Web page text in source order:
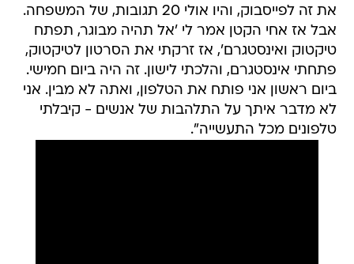
את זה לפייסבוק, והיו אולי 20 תגובות, של המשפחה.
אבל אז אחי הקטן אמר לי 'אל תהיה מבוגר, תפתח
טיקטוק ואינסטגרם', אז זרקתי את הסרטון לטיקטוק,
פתחתי אינסטגרם, והלכתי לישון. זה היה ביום חמישי.
ביום ראשון אני פותח את הטלפון, ואתה לא מבין. אני
לא מדבר איתך על התלהבות של אנשים - קיבלתי
טלפונים מכל התעשייה".